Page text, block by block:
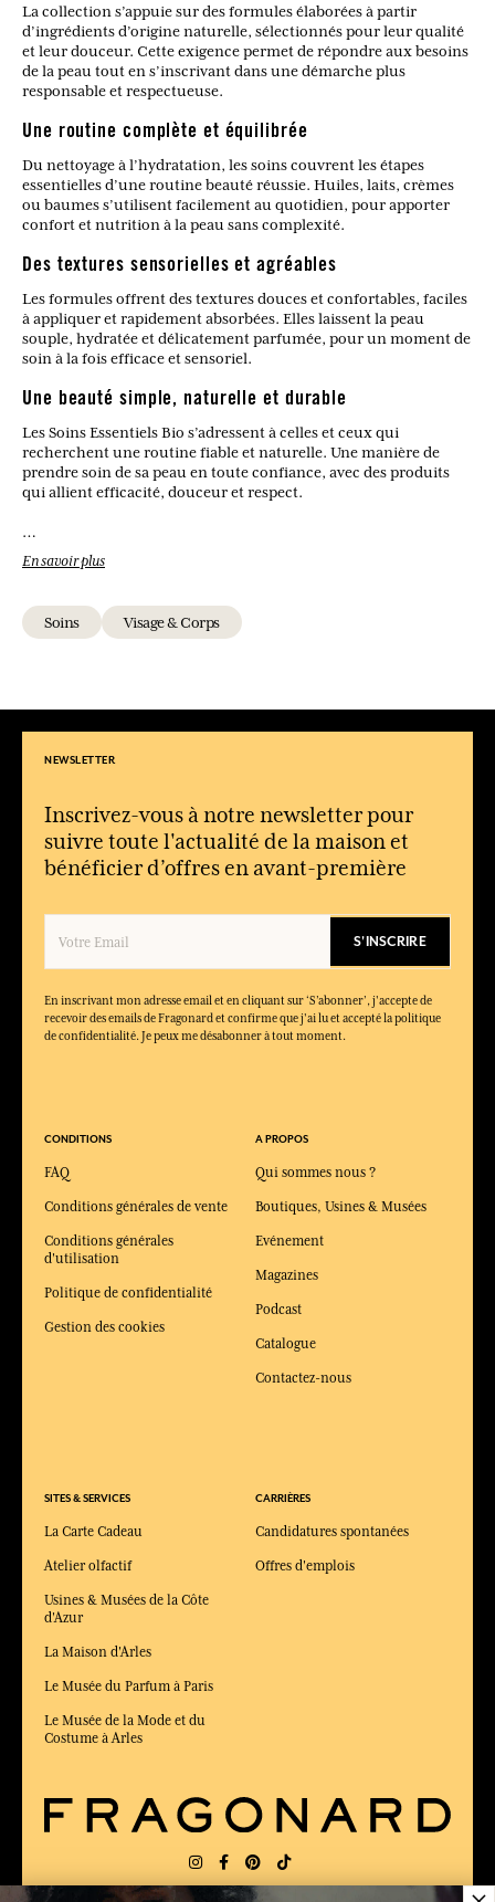
La collection s’appuie sur des formules élaborées à partir
d’ingrédients d’origine naturelle, sélectionnés pour leur qualité
et leur douceur. Cette exigence permet de répondre aux besoins
de la peau tout en s’inscrivant dans une démarche plus
responsable et respectueuse.
Une routine complète et équilibrée
Du nettoyage à l’hydratation, les soins couvrent les étapes
essentielles d’une routine beauté réussie. Huiles, laits, crèmes
ou baumes s’utilisent facilement au quotidien, pour apporter
confort et nutrition à la peau sans complexité.
Des textures sensorielles et agréables
Les formules offrent des textures douces et confortables, faciles
à appliquer et rapidement absorbées. Elles laissent la peau
souple, hydratée et délicatement parfumée, pour un moment de
soin à la fois efficace et sensoriel.
Une beauté simple, naturelle et durable
Les Soins Essentiels Bio s’adressent à celles et ceux qui
recherchent une routine fiable et naturelle. Une manière de
prendre soin de sa peau en toute confiance, avec des produits
qui allient efficacité, douceur et respect.
Qu’est-ce qu’un soin certifié bio ?
C’est un produit formulé avec des ingrédients d’origine
À qui s’adresse cette gamme ?
Quels types de produits sont proposés ?
Des soins essentiels comme des crèmes, laits, huiles et baumes
Oui, ils sont conçus pour une utilisation quotidienne en toute
simplicité.
Quel est l’avantage d’une routine bio ?
En savoir plus
Soins Visage & Corps
NEWSLETTER
Inscrivez-vous à notre newsletter pour
suivre toute l'actualité de la maison et
bénéficier d’offres en avant-première
S'INSCRIRE
En inscrivant mon adresse email et en cliquant sur ‘S’abonner’, j'accepte de
recevoir des emails de Fragonard et confirme que j'ai lu et accepté la politique
de confidentialité. Je peux me désabonner à tout moment.
CONDITIONS
FAQ
Conditions générales de vente
Conditions générales
d'utilisation
Politique de confidentialité
Gestion des cookies
SITES & SERVICES
La Carte Cadeau
Atelier olfactif
Usines & Musées de la Côte
d'Azur
La Maison d'Arles
Le Musée du Parfum à Paris
Le Musée de la Mode et du
Costume à Arles
A PROPOS
Qui sommes nous ?
Boutiques, Usines & Musées
Evénement
Magazines
Podcast
Catalogue
Contactez-nous
CARRIÈRES
Candidatures spontanées
Offres d'emplois